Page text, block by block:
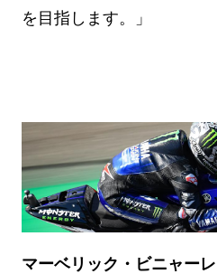
を目指します。」
マーベリック・ビニャー